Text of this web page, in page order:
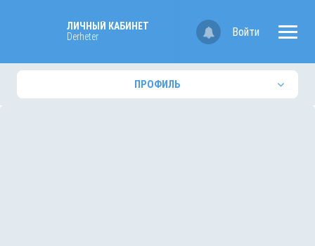
ЛИЧНЫЙ КАБИНЕТ
Derheter
Войти
ПРОФИЛЬ